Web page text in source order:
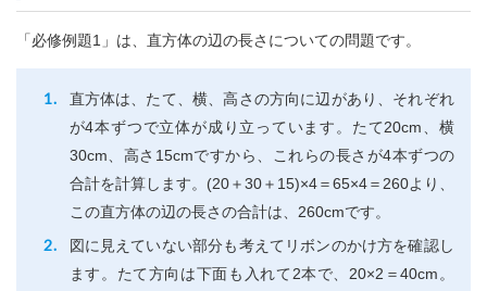
「必修例題1」は、直方体の辺の長さについての問題です。
直方体は、たて、横、高さの方向に辺があり、それぞれ
が4本ずつで立体が成り立っています。たて20cm、横
30cm、高さ15cmですから、これらの長さが4本ずつの
合計を計算します。(20＋30＋15)×4＝65×4＝260より、
この直方体の辺の長さの合計は、260cmです。
図に見えていない部分も考えてリボンのかけ方を確認し
ます。たて方向は下面も入れて2本で、20×2＝40cm。